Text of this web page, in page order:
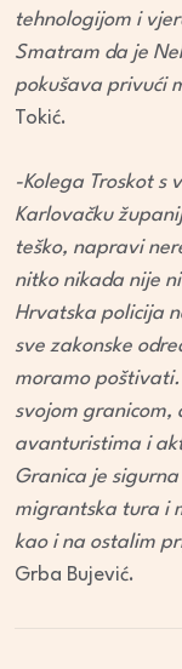
tehnologijom i
Smatram da je
pokušava privući
Tokić.
-Kolega Troskot s
Karlovačku
teško, napravi
nitko nikada nije
Hrvatska policija
sve zakonske
moramo
svojom granicom,
avanturistima i
Granica je
migrantska tura i
kao i na ostalim
Grba Bujević.